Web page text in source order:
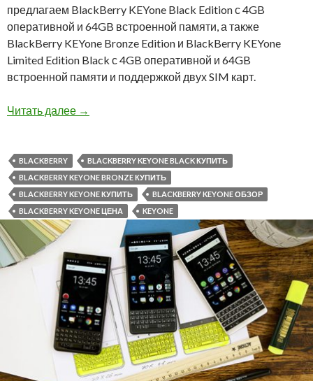
предлагаем BlackBerry KEYone Black Edition с 4GB
оперативной и 64GB встроенной памяти, а также
BlackBerry KEYone Bronze Edition и BlackBerry KEYone
Limited Edition Black с 4GB оперативной и 64GB
встроенной памяти и поддержкой двух SIM карт.
Читать далее Снижена цена на все модели BlackBerry
→
BLACKBERRY
BLACKBERRY KEYONE BLACK КУПИТЬ
BLACKBERRY KEYONE BRONZE КУПИТЬ
BLACKBERRY KEYONE КУПИТЬ
BLACKBERRY KEYONE ОБЗОР
BLACKBERRY KEYONE ЦЕНА
KEYONE